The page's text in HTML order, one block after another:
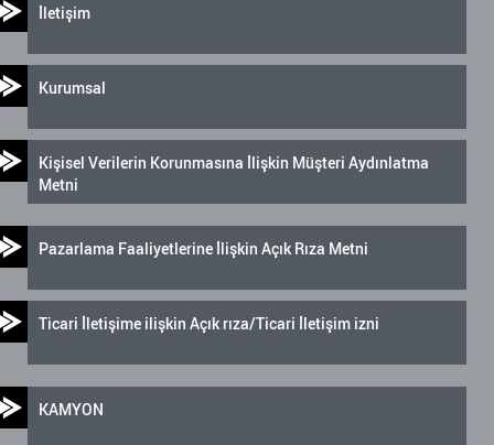
İletişim
Kurumsal
Kişisel Verilerin Korunmasına İlişkin Müşteri Aydınlatma
Metni
Pazarlama Faaliyetlerine İlişkin Açık Rıza Metni
Ticari İletişime ilişkin Açık rıza/Ticari İletişim izni
KAMYON